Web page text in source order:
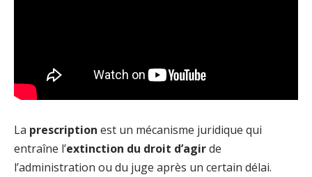
La prescription est un mécanisme juridique qui
entraîne l’extinction du droit d’agirde
l’administration ou du juge après un certain délai.